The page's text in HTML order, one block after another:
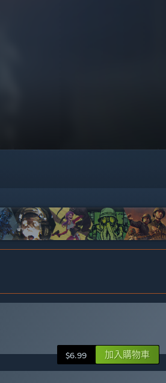
$6.99 加入購物車